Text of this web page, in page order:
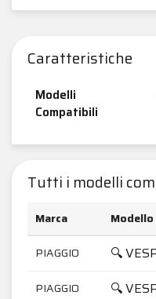
Caratteristiche
Modelli
Compatibili
Tutti i modelli
Marca Modello
PIAGGIO
🔍
PIAGGIO 🔍